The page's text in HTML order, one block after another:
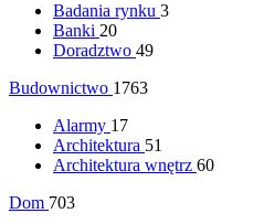
Badania rynku 3
Banki 20
Doradztwo 49
Budownictwo 1763
Alarmy 17
Architektura 51
Architektura wnętrz 60
Dom 703